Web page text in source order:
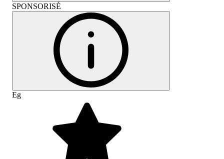
SPONSORISÉ
Eg